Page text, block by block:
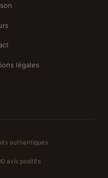
légales
authentiques
avis positifs